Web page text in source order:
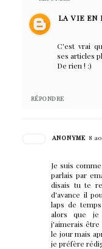
LA VIE EN
C'est vrai
ses articles
De rien ! :)
RÉPONDRE
ANONYME 8
Je suis
parlais par
disais tu te
d'avance il
laps de
alors que je
j'aimerais
le jour mais
je préfère